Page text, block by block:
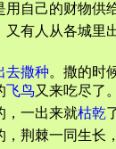
自己的财物供
又有人从各城里
去撒种。撒的时
飞鸟又来吃尽了。
，一出来就枯乾
，荆棘一同生长